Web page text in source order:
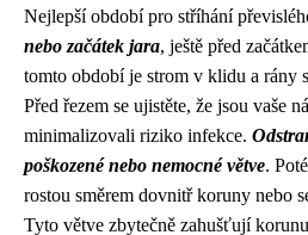
Nejlepší období pro stříhání
nebo začátek jara, ještě před
tomto období je strom v klidu a rány
Před řezem se ujistěte, že jsou vaše
minimalizovali riziko infekce.
poškozené nebo nemocné větve.
rostou směrem dovnitř koruny nebo
Tyto větve zbytečně zahušťují